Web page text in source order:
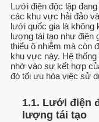
Lưới điện độc lập
các khu vực hải đảo
lưới quốc gia là không
lượng tái tạo như điện
thiểu ô nhiễm mà còn
khu vực này. Hệ thống
nhờ vào sự kết hợp
đó tối ưu hóa việc sử
1.1. Lưới điện
lượng tái tạo